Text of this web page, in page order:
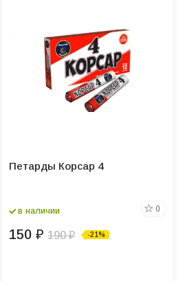
Петарды Корсар 4
в наличии 0
150₽ 190₽ -21%